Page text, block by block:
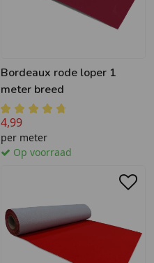
Bordeaux rode loper 1
meter breed
4,99
per meter
Op voorraad